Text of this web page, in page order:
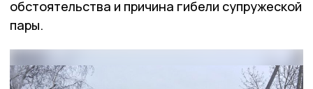
обстоятельства и причина гибели супружеской
пары.